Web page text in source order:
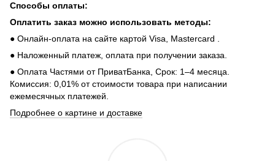
Способы оплаты:
Оплатить заказ можно использовать методы:
● Онлайн-оплата на сайте картой Visa, Mastercard .
● Наложенный платеж, оплата при получении заказа.
● Оплата Частями от ПриватБанка, Срок: 1–4 месяца.
Комиссия: 0,01% от стоимости товара при написании
ежемесячных платежей.
Подробнее о картине и доставке